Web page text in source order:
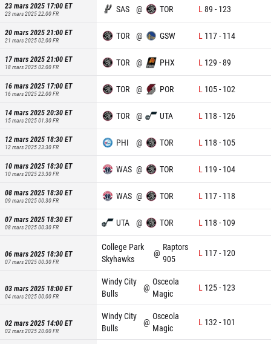
23 mars 2025 17:00ET
23 mars 2025 22:00FR SAS @ TOR L 89 - 123
20 mars 2025 21:00ET
21 mars 2025 02:00FR TOR @ GSW L 117- 114
17 mars 2025 21:00ET
18 mars 2025 02:00FR TOR @ PHX L 129 -89
16 mars 2025 17:00ET
16 mars 2025 22:00FR TOR @ POR L 105- 102
14 mars 2025 20:30ET
15 mars 2025 01:30FR TOR @ UTA L 118 - 126
12 mars 2025 18:30ET
12 mars 2025 23:30FR PHI @ TOR L 118 - 105
10 mars 2025 18:30ET
10 mars 2025 23:30FR WAS @ TOR L 119 - 104
08 mars 2025 18:30ET
09 mars 2025 00:30FR WAS @ TOR L 117- 118
07 mars 2025 18:30ET
08 mars 2025 00:30FR UTA @ TOR L 118 - 109
06 mars 2025 18:30ET
07 mars 2025 00:30FR
College Park
Skyhawks
@
Raptors
905
L 117- 120
03 mars 2025 18:00ET
04 mars 2025 00:00FR
Windy City
Bulls
@
Osceola
Magic
L 125- 123
02 mars 2025 14:00ET
02 mars 2025 20:00FR
Windy City
Bulls
@
Osceola
Magic
L 132- 101